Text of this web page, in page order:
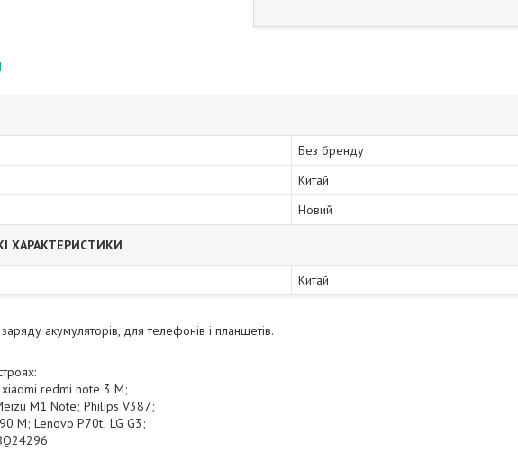
Без бренду
Китай
Новий
ХАРАКТЕРИСТИКИ
Китай
заряду акумуляторів, для телефонів і планшетів.
xiaomi redmi note 3 M;
M1 Note; Philips V387;
M; Lenovo P70t; LG G3;